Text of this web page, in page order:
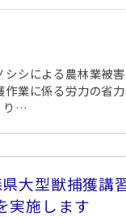
シシによる農林業被
業に係る労力の省力
り…
大型獣捕獲講
実施します